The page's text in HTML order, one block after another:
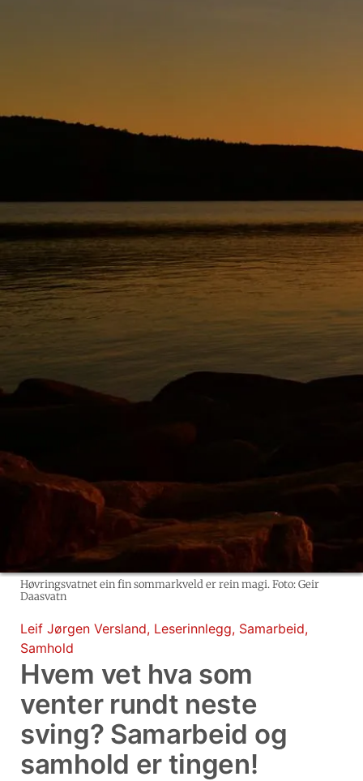
Høvringsvatnet ein fin sommarkveld er rein magi. Foto: Geir
Daasvatn
Leif Jørgen Versland, Leserinnlegg, Samarbeid,
Samhold
Hvem vet hva som
venter rundt neste
sving? Samarbeid og
samhold er tingen!